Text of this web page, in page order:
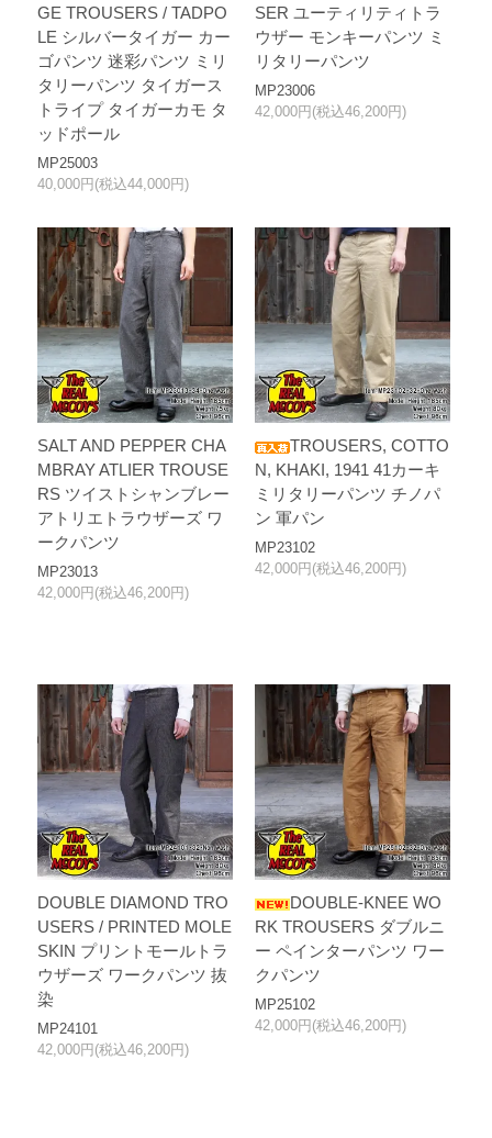
GE TROUSERS / TADPO
LE シルバータイガー カー
ゴパンツ 迷彩パンツ ミリ
タリーパンツ タイガース
トライプ タイガーカモ タ
ッドポール
MP25003
40,000円(税込44,000円)
SER ユーティリティトラ
ウザー モンキーパンツ ミ
リタリーパンツ
MP23006
42,000円(税込46,200円)
SALT AND PEPPER CHA
MBRAY ATLIER TROUSE
RS ツイストシャンブレー
アトリエトラウザーズ ワ
ークパンツ
MP23013
42,000円(税込46,200円)
TROUSERS, COTTO
N, KHAKI, 1941 41カーキ
ミリタリーパンツ チノパ
ン 軍パン
MP23102
42,000円(税込46,200円)
DOUBLE DIAMOND TRO
USERS / PRINTED MOLE
SKIN プリントモールトラ
ウザーズ ワークパンツ 抜
染
MP24101
42,000円(税込46,200円)
DOUBLE-KNEE WO
RK TROUSERS ダブルニ
ー ペインターパンツ ワー
クパンツ
MP25102
42,000円(税込46,200円)